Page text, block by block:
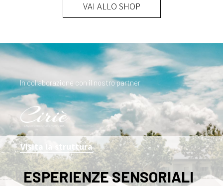
VAI ALLO SHOP
In collaborazione con il nostro partner
Visita la struttura
ESPERIENZE SENSORIALI